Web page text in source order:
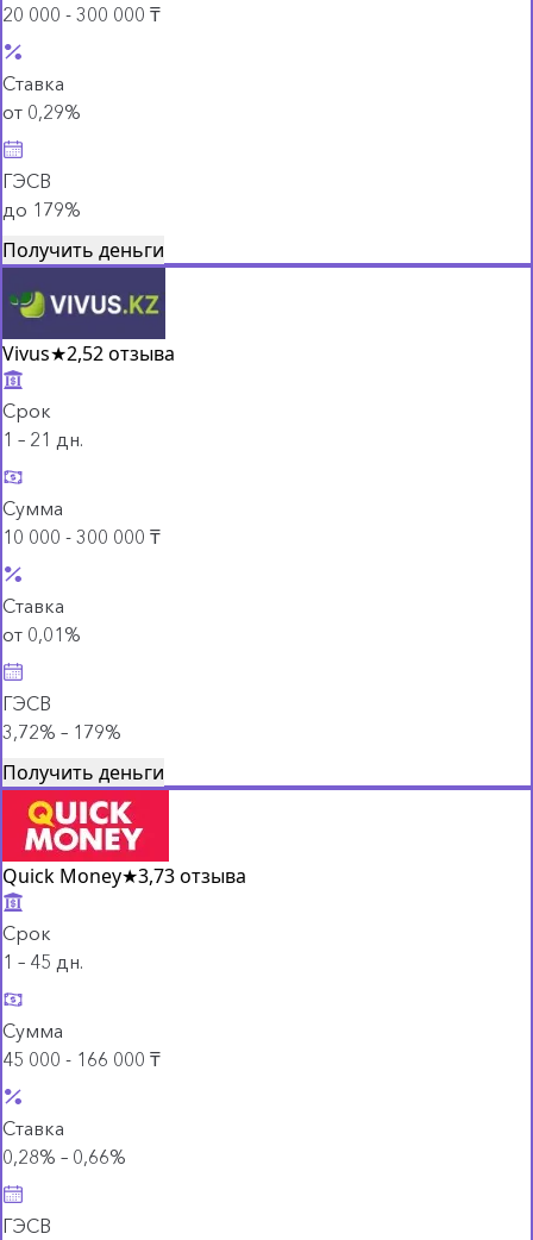
20 000 - 300 000 ₸
Ставка
от 0,29%
ГЭСВ
до 179%
Получить деньги
Vivus★2,52 отзыва
Срок
1 – 21 дн.
Сумма
10 000 - 300 000 ₸
Ставка
от 0,01%
ГЭСВ
3,72% – 179%
Получить деньги
Quick Money★3,73 отзыва
Срок
1 – 45 дн.
Сумма
45 000 - 166 000 ₸
Ставка
0,28% – 0,66%
ГЭСВ